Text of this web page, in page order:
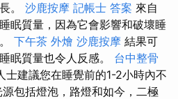
。 沙鹿按摩 記帳士 答案 來自
眠質量，因為它會影響和破壞睡
下午茶 外燴 沙鹿按摩 結果可
眠質量也令人反感。 台中整骨
士建議您在睡覺前的1-2小時內不
包括燈泡，路燈和如今，二極